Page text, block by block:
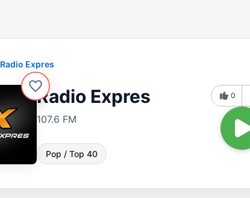
Radio Expres
Radio Expres
107.6 FM
Pop / Top 40
0